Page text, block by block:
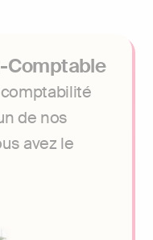
Comptable
de nos
avez le